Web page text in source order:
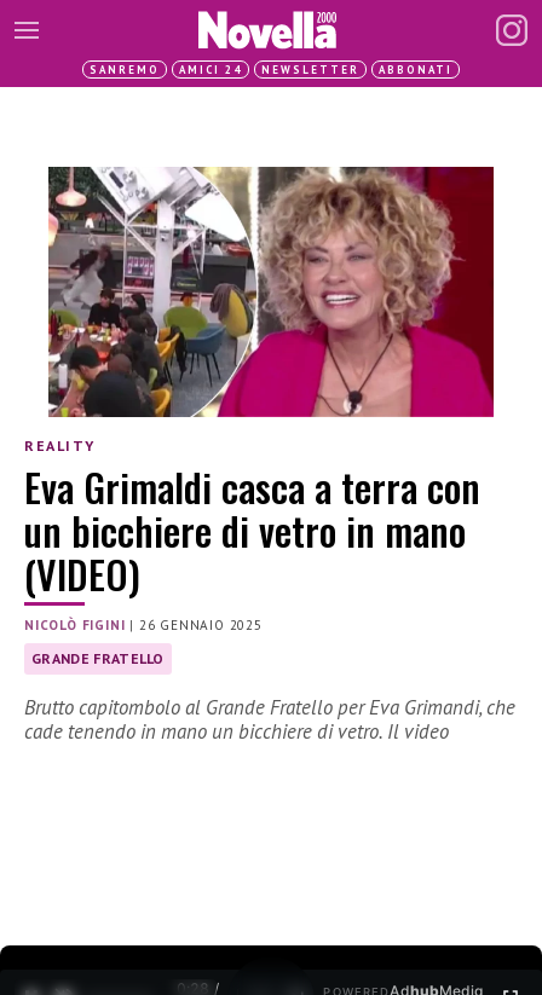
SANREMO AMICI 24 NEWSLETTER ABBONATI
REALITY
Eva Grimaldi casca a terra con
un bicchiere di vetro in mano
(VIDEO)
NICOLÒ FIGINI | 26 GENNAIO 2025
GRANDE FRATELLO
Brutto capitombolo al Grande Fratello per Eva Grimandi, che
cade tenendo in mano un bicchiere di vetro. Il video
0:30 /
AdhubMedia